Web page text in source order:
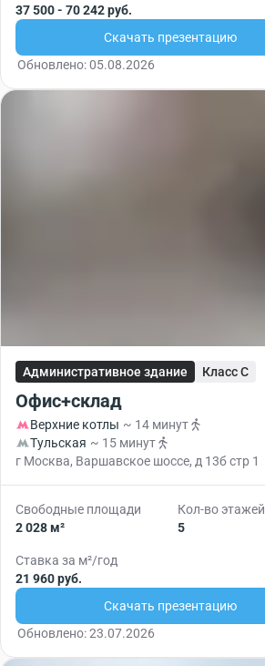
37 500 - 70 242 руб.
Скачать презентацию
Обновлено: 05.08.2026
Административное здание Класс C
Офис+склад
Верхние котлы ~ 14 минут
Тульская ~ 15 минут
г Москва, Варшавское шоссе, д 13б стр 1
Свободные площади
2 028 м²
Кол-во этажей
5
Ставка за м²/год
21 960 руб.
Скачать презентацию
Обновлено: 23.07.2026